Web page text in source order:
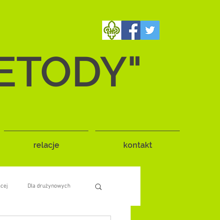
relacje kontakt
Dla drużynowych